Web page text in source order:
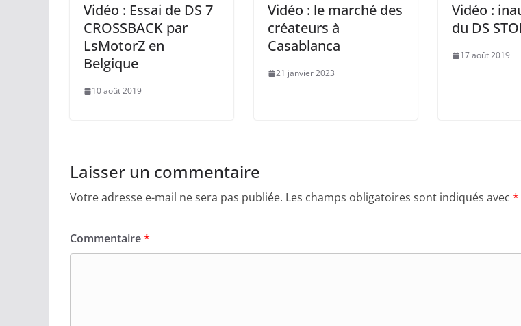
Vidéo : Essai de DS 7
CROSSBACK par
LsMotorZ en
Belgique
10 août 2019
Vidéo : le marché des
créateurs à
Casablanca
21 janvier 2023
Vidéo :
du DS
17 août 2019
Laisser un commentaire
Votre adresse e-mail ne sera pas publiée. Les champs obligatoires sont indiqués avec *
Commentaire*